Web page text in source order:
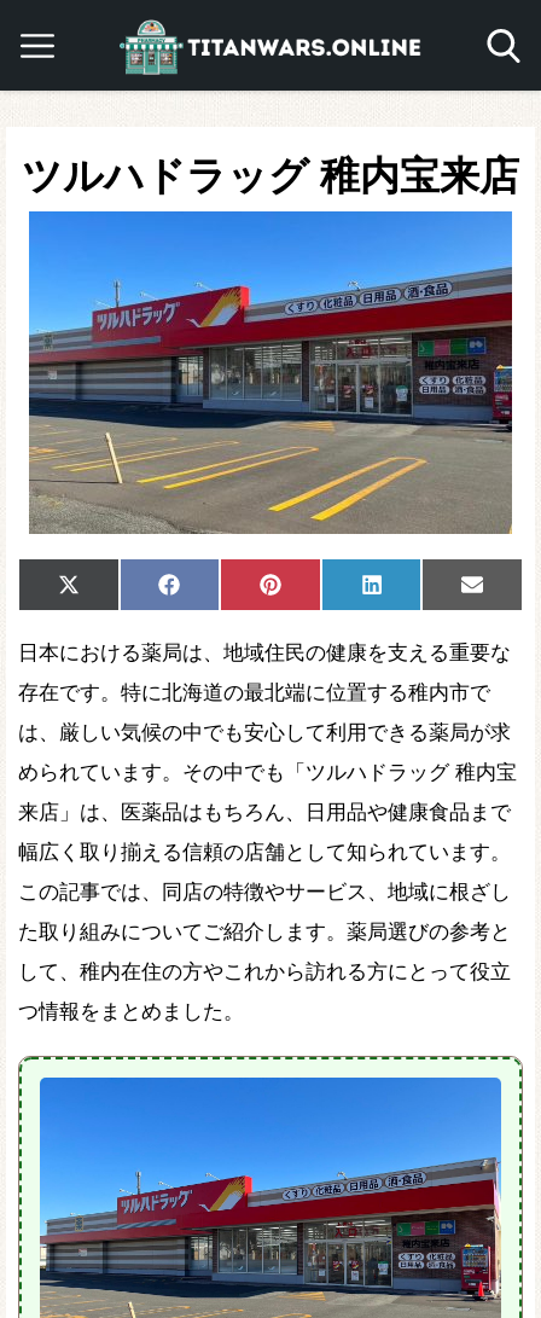
ツルハドラッグ 稚内宝来店
Share
on
X
(Twitter)
Share
on
Facebook Share
on
Pinterest Share
on
LinkedIn
Share
on
Email
日本における薬局は、地域住民の健康を支える重要な
存在です。特に北海道の最北端に位置する稚内市で
は、厳しい気候の中でも安心して利用できる薬局が求
められています。その中でも「ツルハドラッグ 稚内宝
来店」は、医薬品はもちろん、日用品や健康食品まで
幅広く取り揃える信頼の店舗として知られています。
この記事では、同店の特徴やサービス、地域に根ざし
た取り組みについてご紹介します。薬局選びの参考と
して、稚内在住の方やこれから訪れる方にとって役立
つ情報をまとめました。